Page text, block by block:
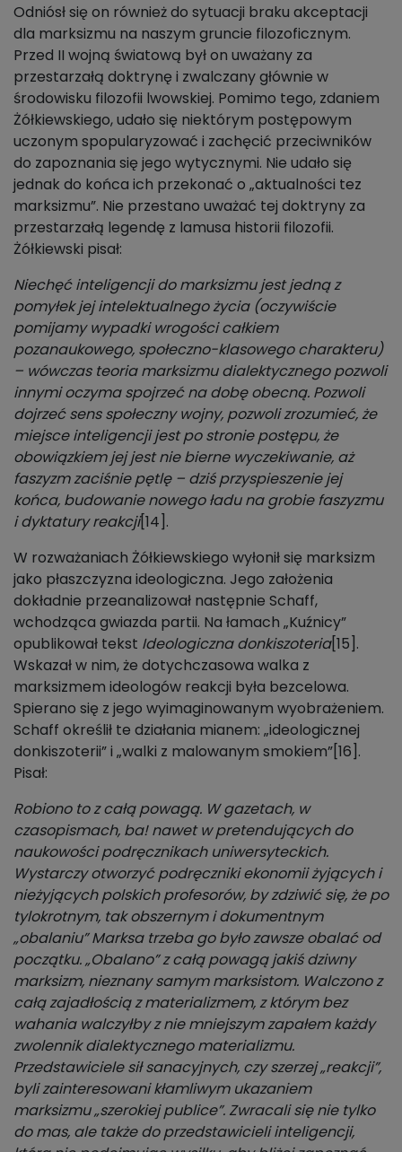
Odniósł się on również do sytuacji braku akceptacji
dla marksizmu na naszym gruncie filozoficznym.
Przed II wojną światową był on uważany za
przestarzałą doktrynę i zwalczany głównie w
środowisku filozofii lwowskiej. Pomimo tego, zdaniem
Żółkiewskiego, udało się niektórym postępowym
uczonym spopularyzować i zachęcić przeciwników
do zapoznania się jego wytycznymi. Nie udało się
jednak do końca ich przekonać o „aktualności tez
marksizmu”. Nie przestano uważać tej doktryny za
przestarzałą legendę z lamusa historii filozofii.
Żółkiewski pisał:
Niechęć inteligencji do marksizmu jest jedną z
pomyłek jej intelektualnego życia (oczywiście
pomijamy wypadki wrogości całkiem
pozanaukowego, społeczno-klasowego charakteru)
– wówczas teoria marksizmu dialektycznego pozwoli
innymi oczyma spojrzeć na dobę obecną. Pozwoli
dojrzeć sens społeczny wojny, pozwoli zrozumieć, że
miejsce inteligencji jest po stronie postępu, że
obowiązkiem jej jest nie bierne wyczekiwanie, aż
faszyzm zaciśnie pętlę – dziś przyspieszenie jej
końca, budowanie nowego ładu na grobie faszyzmu
i dyktatury reakcji[14].
W rozważaniach Żółkiewskiego wyłonił się marksizm
jako płaszczyzna ideologiczna. Jego założenia
dokładnie przeanalizował następnie Schaff,
wchodząca gwiazda partii. Na łamach „Kuźnicy”
opublikował tekst Ideologiczna donkiszoteria[15].
Wskazał w nim, że dotychczasowa walka z
marksizmem ideologów reakcji była bezcelowa.
Spierano się z jego wyimaginowanym wyobrażeniem.
Schaff określił te działania mianem: „ideologicznej
donkiszoterii” i „walki z malowanym smokiem”[16].
Pisał:
Robiono to z całą powagą. W gazetach, w
czasopismach, ba! nawet w pretendujących do
naukowości podręcznikach uniwersyteckich.
Wystarczy otworzyć podręczniki ekonomii żyjących i
nieżyjących polskich profesorów, by zdziwić się, że po
tylokrotnym, tak obszernym i dokumentnym
„obalaniu” Marksa trzeba go było zawsze obalać od
początku. „Obalano” z całą powagą jakiś dziwny
marksizm, nieznany samym marksistom. Walczono z
całą zajadłością z materializmem, z którym bez
wahania walczyłby z nie mniejszym zapałem każdy
zwolennik dialektycznego materializmu.
Przedstawiciele sił sanacyjnych, czy szerzej „reakcji”,
byli zainteresowani kłamliwym ukazaniem
marksizmu „szerokiej publice”. Zwracali się nie tylko
do mas, ale także do przedstawicieli inteligencji,